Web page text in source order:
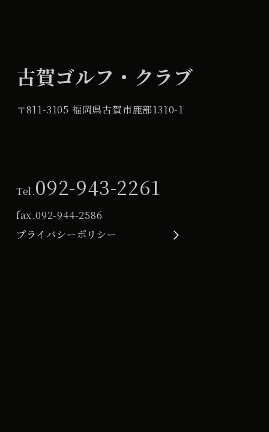
古賀ゴルフ・クラブ
〒811-3105 福岡県古賀市鹿部1310-1
Tel.092-943-2261
fax.092-944-2586
プライバシーポリシー